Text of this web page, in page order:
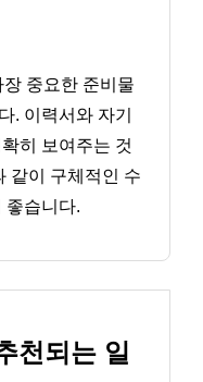
중요한 준비물
. 이력서와 자기
히 보여주는 것
같이 구체적인 수
좋습니다.
천되는 일